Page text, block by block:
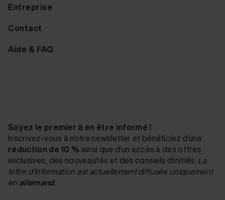
Entreprise
Contact
Aide & FAQ
Soyez le premier à en être informé !
Inscrivez-vous à notre newsletter et bénéficiez d'une
réduction de 10 % ainsi que d'un accès à des offres
exclusives, des nouveautés et des conseils d'initiés. La
lettre d'information est actuellement diffusée uniquement
en allemand.